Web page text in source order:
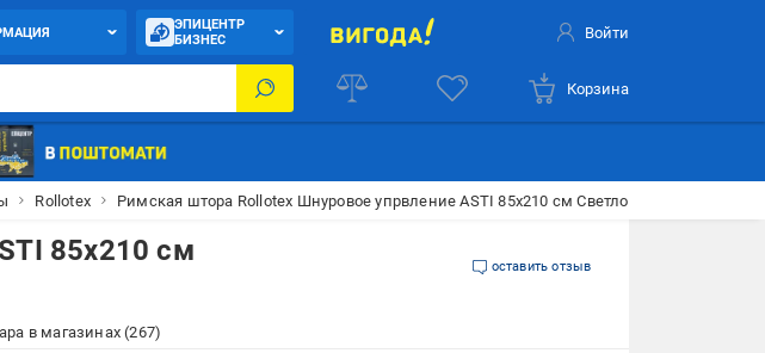
ЭПИЦЕНТР
БИЗНЕС
Войти
Корзина
Rollotex Римская штора Rollotex Шнуровое упрвление ASTI 85x210 см Светло-бежевая
85x210 см
оставить отзыв
в магазинах (267)